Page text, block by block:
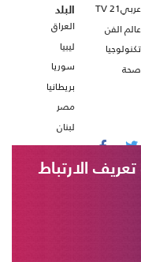
عربي21 TV
عالم الفن
تكنولوجيا
صحة
البلد
العراق
ليبيا
سوريا
بريطانيا
مصر
لبنان
الارتباط